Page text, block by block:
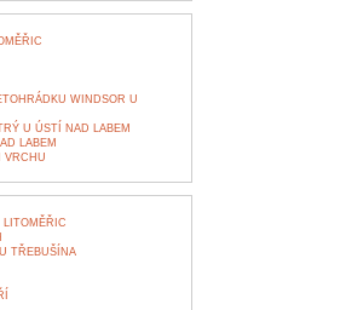
WINDSOR U
U ÚSTÍ NAD LABEM
LABEM
VRCHU
LITOMĚŘIC
TŘEBUŠÍNA